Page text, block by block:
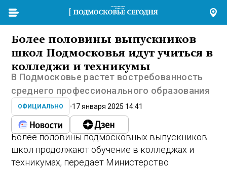
Более половины выпускников
школ Подмосковья идут учиться в
колледжи и техникумы
В Подмосковье растет востребованность
среднего профессионального образования
ОФИЦИАЛЬНО 17 января 2025 14:41
Более половины подмосковных выпускников
школ продолжают обучение в колледжах и
техникумах, передает Министерство